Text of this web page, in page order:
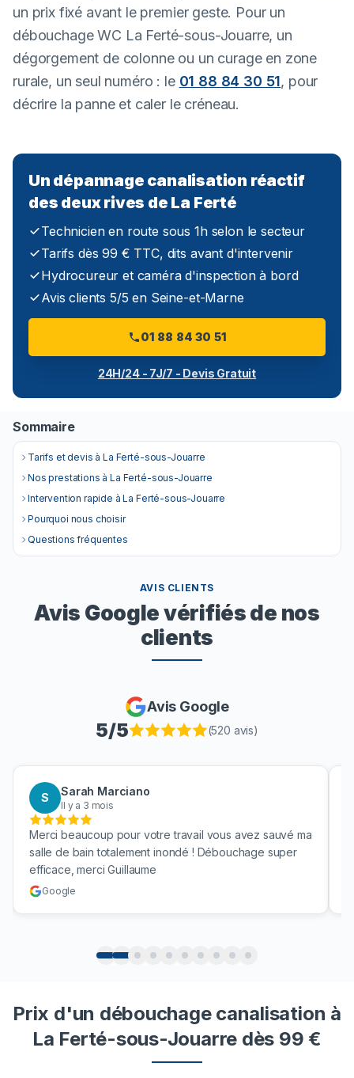
un prix fixé avant le premier geste. Pour un
débouchage WC La Ferté-sous-Jouarre, un
dégorgement de colonne ou un curage en zone
rurale, un seul numéro : le 01 88 84 30 51, pour
décrire la panne et caler le créneau.
Un dépannage canalisation réactif
des deux rives de La Ferté
Technicien en route sous 1h selon le secteur
Tarifs dès 99 € TTC, dits avant d'intervenir
Hydrocureur et caméra d'inspection à bord
Avis clients 5/5 en Seine-et-Marne
01 88 84 30 51
24H/24 - 7J/7 - Devis Gratuit
Sommaire
Tarifs et devis à La Ferté-sous-Jouarre
Nos prestations à La Ferté-sous-Jouarre
Intervention rapide à La Ferté-sous-Jouarre
Pourquoi nous choisir
Questions fréquentes
AVIS CLIENTS
Avis Google vérifiés de nos
clients
Avis Google
5/5 (520 avis)
S Sarah Marciano
Il y a 3 mois
Merci beaucoup pour votre travail vous avez sauvé ma
salle de bain totalement inondé ! Débouchage super
efficace, merci Guillaume
Google
Prix d'un débouchage canalisation à
La Ferté-sous-Jouarre dès 99 €